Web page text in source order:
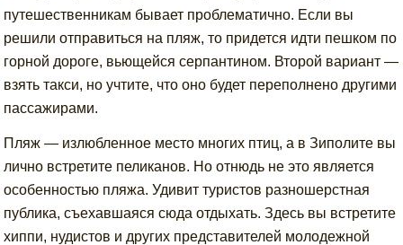
путешественникам бывает проблематично. Если вы
решили отправиться на пляж, то придется идти пешком по
горной дороге, вьющейся серпантином. Второй вариант —
взять такси, но учтите, что оно будет переполнено другими
пассажирами.
Пляж — излюбленное место многих птиц, а в Зиполите вы
лично встретите пеликанов. Но отнюдь не это является
особенностью пляжа. Удивит туристов разношерстная
публика, съехавшаяся сюда отдыхать. Здесь вы встретите
хиппи, нудистов и других представителей молодежной